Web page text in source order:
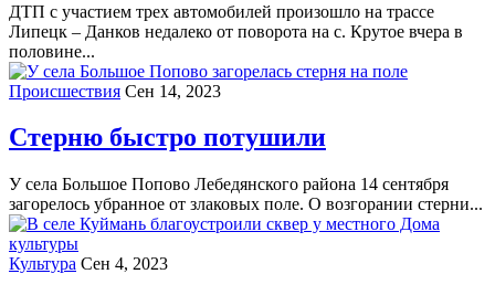
ДТП с участием трех автомобилей произошло на трассе
Липецк – Данков недалеко от поворота на с. Крутое вчера в
половине...
Происшествия Сен 14, 2023
Стерню быстро потушили
У села Большое Попово Лебедянского района 14 сентября
загорелось убранное от злаковых поле. О возгорании стерни...
Культура Сен 4, 2023